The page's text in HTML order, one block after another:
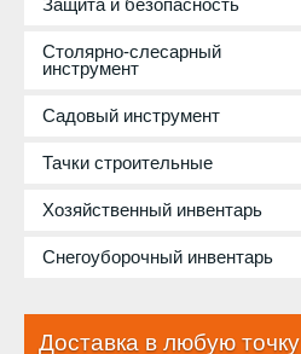
Защита и безопасность
Столярно-слесарный
инструмент
Садовый инструмент
Тачки строительные
Хозяйственный инвентарь
Снегоуборочный инвентарь
Доставка в любую точку